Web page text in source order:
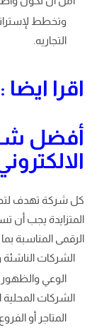
وتخطط
التجاريه.
اقرا ايضا :
أفضل
كل شركة تهدف
المتزايدة يجب
الرقمى المناسبة
الشركات
الوعي والظهور
الشركات المحلية
المتاجر أو